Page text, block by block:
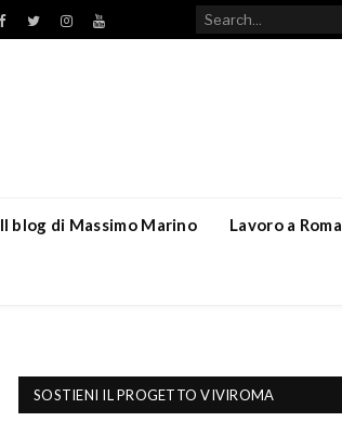
Facebook
TwitterInstagramYouTube
Il blog di Massimo Marino Lavoro a Roma
SOSTIENI IL PROGETTO VIVIROMA